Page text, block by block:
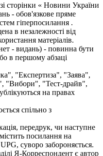
сторінки « Новини України
- обов'язкове пряме
гіперпосилання .
в незалежності від
матеріалів.
- видань) - повинна бути
в першому абзаці
"Експертиза", "Заява",
"Вибори", "Тест-драйв",
на правах
спільно з
передрук, чи наступне
посилання на
суворо забороняється.
Я-Корреспондент є автор